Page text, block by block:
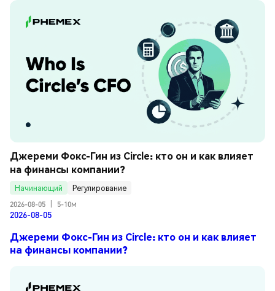
Джереми Фокс-Гин из Circle: кто он и как влияет
на финансы компании?
Начинающий
Регулирование
2026-08-05
5-10м
2026-08-05
Джереми Фокс-Гин из Circle: кто он и как влияет
на финансы компании?